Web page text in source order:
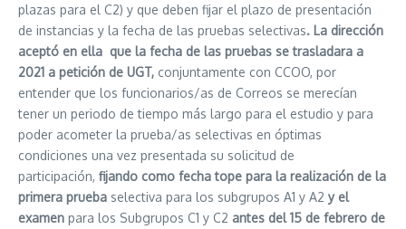
plazas para el C2) y que deben fijar el plazo de presentación
de instancias y la fecha de las pruebas selectivas. La dirección
aceptó en ella que la fecha de las pruebas se trasladara a
2021 a petición de UGT, conjuntamente con CCOO, por
entender que los funcionarios/as de Correos se merecían
tener un periodo de tiempo más largo para el estudio y para
poder acometer la prueba/as selectivas en óptimas
condiciones una vez presentada su solicitud de
participación, fijando como fecha tope para la realización de la
primera prueba selectiva para los subgrupos A1 y A2 y el
examen para los Subgrupos C1 y C2 antes del 15 de febrero de